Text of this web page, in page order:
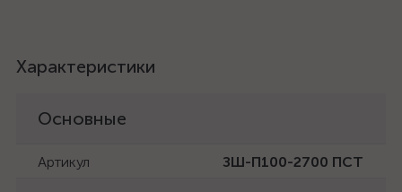
Характеристики
Основные
Артикул ЗШ-П100-2700 ПСТ